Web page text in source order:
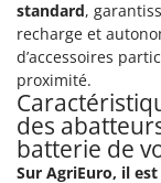
standard,
recharge et
d’accessoires
proximité.
des
batterie de
Sur AgriEuro, il